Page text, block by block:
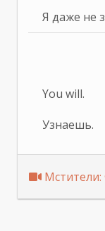
Я даже не
You will.
Узнаешь.